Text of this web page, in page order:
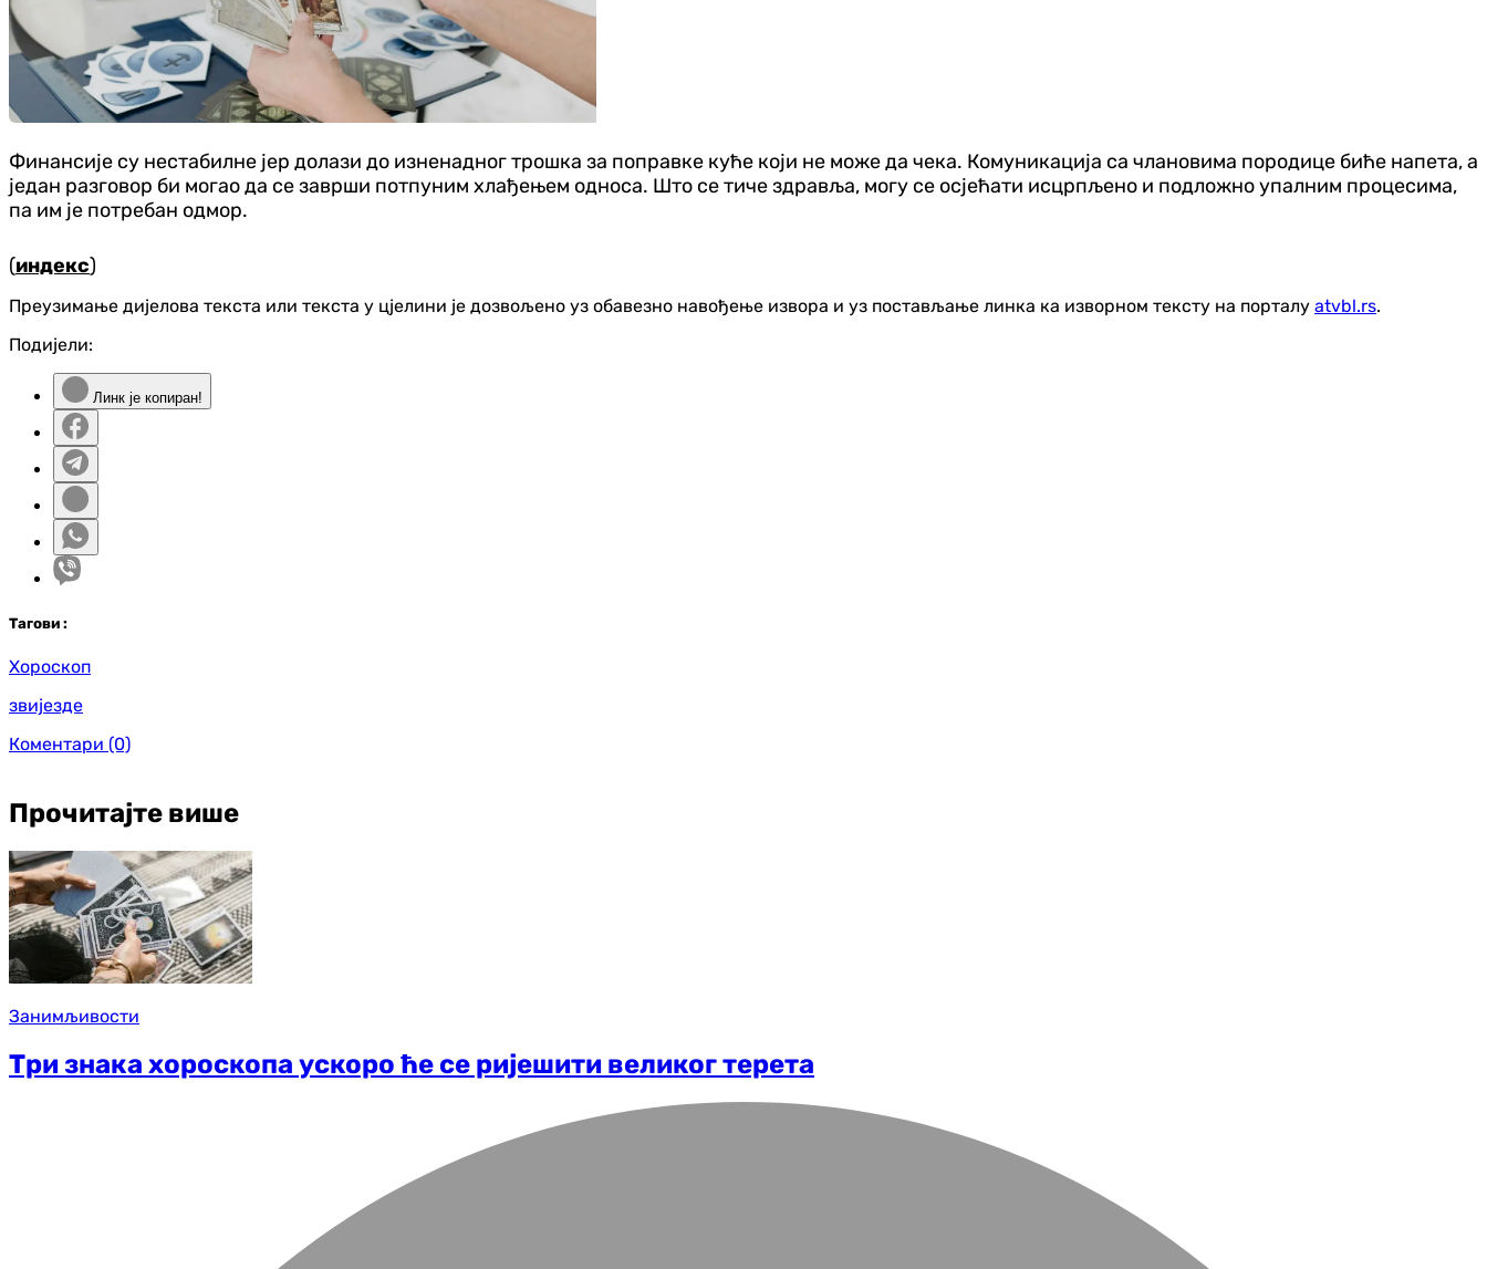
Финансије су нестабилне јер долази до изненадног трошка за поправке куће који не може да чека. Комуникација са члановима породице биће напета, а
један разговор би могао да се заврши потпуним хлађењем односа. Што се тиче здравља, могу се осјећати исцрпљено и подложно упалним процесима,
па им је потребан одмор.
(индекс)
Преузимање дијелова текста или текста у цјелини је дозвољено уз обавезно навођење извора и уз постављање линка ка изворном тексту на порталу atvbl.rs.
Подијели:
Линк је копиран!
Тагови :
Хороскоп
звијезде
Коментари (0)
Прочитајте више
Занимљивости
Три знака хороскопа ускоро ће се ријешити великог терета